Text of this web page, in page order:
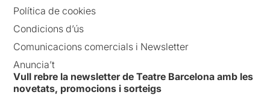
Política de cookies
Condicions d’ús
Comunicacions comercials i Newsletter
Anuncia’t
Vull rebre la newsletter de Teatre Barcelona amb les
novetats, promocions i sorteigs